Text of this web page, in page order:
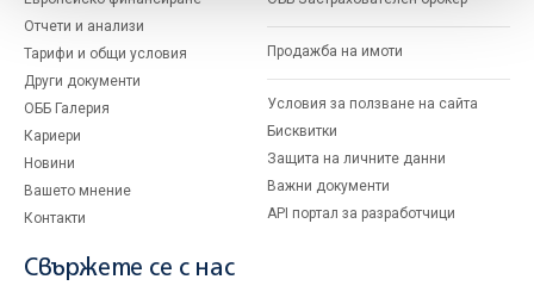
Отчети и анализи
Тарифи и общи условия
Други документи
ОББ Галерия
Кариери
Новини
Вашето мнение
Контакти
Продажба на имоти
Условия за ползване на сайта
Бисквитки
Защита на личните данни
Важни документи
API портал за разработчици
Свържете се с нас